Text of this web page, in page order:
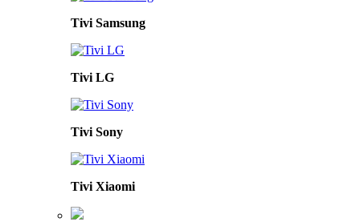
Tivi Samsung
Tivi LG
Tivi Sony
Tivi Xiaomi